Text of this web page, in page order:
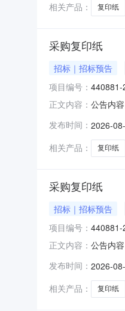
相关产品：
复印纸
采购复印纸
招标｜招标预告
项目编号： 440881-
正文内容： 公告内
发布时间： 2026-
相关产品：
复印纸
采购复印纸
招标｜招标预告
项目编号： 440881-
正文内容： 公告内
发布时间： 2026-
相关产品：
复印纸